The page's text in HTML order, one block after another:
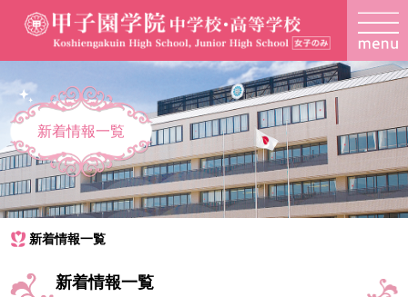
新着情報一覧
新着情報一覧
新着情報一覧